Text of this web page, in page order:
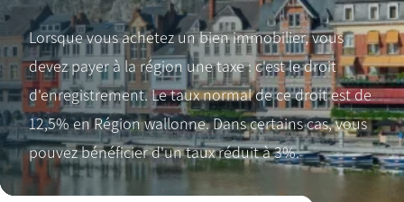
Lorsque vous achetez un bien immobilier, vous
devez payer à la région une taxe : c'est le droit
d'enregistrement. Le taux normal de ce droit est de
12,5% en Région wallonne. Dans certains cas, vous
pouvez bénéficier d'un taux réduit à 3%.